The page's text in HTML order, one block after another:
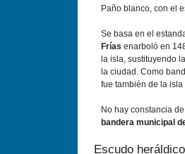
Paño blanco, con el
Se basa en el
Frías enarboló en
la isla, sustituyendo
la ciudad. Como
fue también de la isla
No hay constancia
bandera municipal
Escudo heráldico